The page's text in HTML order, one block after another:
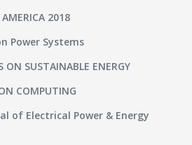
2018
Power Systems
ON SUSTAINABLE ENERGY
COMPUTING
of Electrical Power & Energy